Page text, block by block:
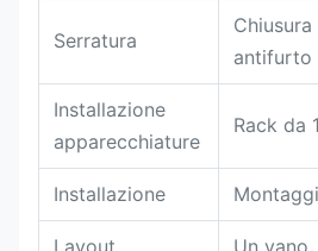
Serratura
antifurto
Installazione
apparecchiature
Rack da
Installazione
Layout
Un